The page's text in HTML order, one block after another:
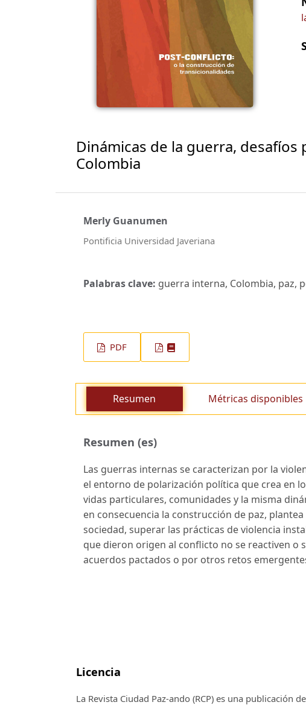
Dinámicas de la guerra, desafíos
Colombia
Merly Guanumen
Pontificia Universidad Javeriana
Palabras clave: guerra interna, Colombia, paz,
PDF
Resumen Métricas disponibles
Resumen (es)
Las guerras internas se caracterizan por la
el entorno de polarización política que crea en
vidas particulares, comunidades y la misma
en consecuencia la construcción de paz,
sociedad, superar las prácticas de violencia
que dieron origen al conflicto no se reactiven o
acuerdos pactados o por otros retos
Licencia
La Revista Ciudad Paz-ando (RCP) es una publicación